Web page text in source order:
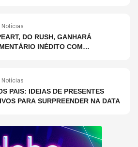
Notícias
DO RUSH, GANHARÁ
INÉDITO COM
Notícias
DE PRESENTES
PARA SURPREENDER NA DATA